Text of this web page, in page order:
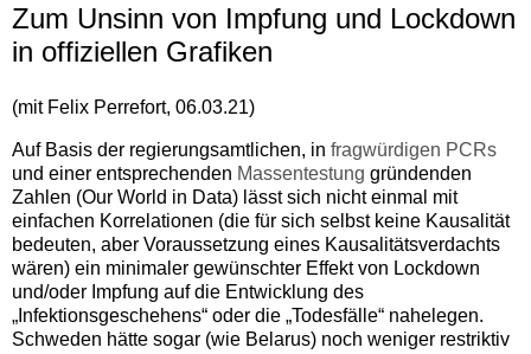
Zum Unsinn von Impfung und Lockdown
in offiziellen Grafiken
(mit Felix Perrefort, 06.03.21)
Auf Basis der regierungsamtlichen, in fragwürdigen PCRs
und einer entsprechenden Massentestung gründenden
Zahlen (Our World in Data) lässt sich nicht einmal mit
einfachen Korrelationen (die für sich selbst keine Kausalität
bedeuten, aber Voraussetzung eines Kausalitätsverdachts
wären) ein minimaler gewünschter Effekt von Lockdown
und/oder Impfung auf die Entwicklung des
„Infektionsgeschehens“ oder die „Todesfälle“ nahelegen.
Schweden hätte sogar (wie Belarus) noch weniger restriktiv